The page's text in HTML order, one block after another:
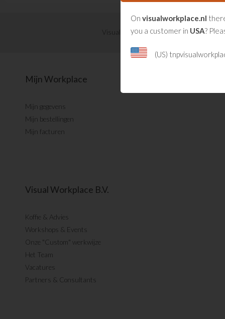
Visual Management updates ontvangen?
Mijn Workplace
Mijn gegevens
Mijn bestellingen
Mijn facturen
Visual Workplace B.V.
Koffie & Advies
Workshops & Events
Onze "Custom" werkwijze
Het Team
Vacatures
Partners & Consultants
On visualworkplace.nl
you a customer in USA?
(US)